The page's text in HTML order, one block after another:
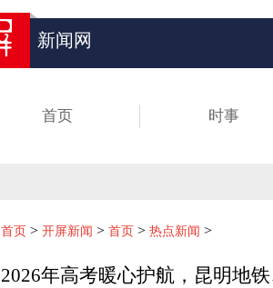
新闻网
首页 时事
首页 > 开屏新闻 > 首页 > 热点新闻 >
2026年高考暖心护航，昆明地